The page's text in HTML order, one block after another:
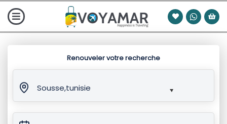
Renouveler votre recherche
Sousse,tunisie